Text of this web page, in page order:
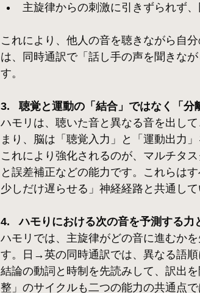
主旋律からの刺激に引きずられず
これにより、他人の音を聴きながら自
は、同時通訳で「話し手の声を聞きな
す。
3.   聴覚と運動の「結合」ではなく「分
ハモリは、聴いた音と異なる音を出し
まり、脳は「聴覚入力」と「運動出力
これにより強化されるのが、マルチタ
と誤差補正などの能力です。これらは
少しだけ遅らせる」神経経路と共通して
4.   ハモりにおける次の音を予測する
ハモリでは、主旋律がどの音に進むか
す。日→英の同時通訳では、異なる語
結論の動詞と時制を先読みして、訳出
整」のサイクルも二つの能力の共通点